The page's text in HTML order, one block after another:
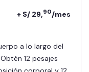
+ S/ 29,90/mes
12 pesajes